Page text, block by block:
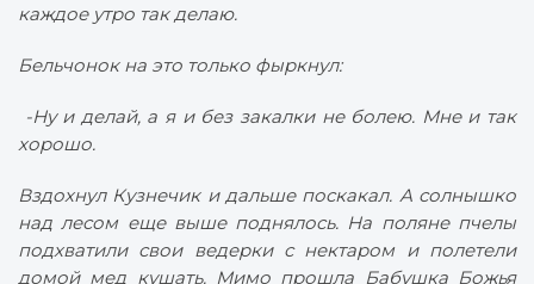
каждое утро так делаю.
Бельчонок на это только фыркнул:
-Ну и делай, а я и без закалки не болею. Мне и так
хорошо.
Вздохнул Кузнечик и дальше поскакал. А солнышко
над лесом еще выше поднялось. На поляне пчелы
подхватили свои ведерки с нектаром и полетели
домой мед кушать. Мимо прошла Бабушка Божья